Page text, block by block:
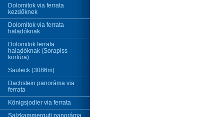
Dolomitok via ferrata
kezdőknek
Dolomitok via ferrata
haladóknak
Dolomitok ferrata
haladóknak (Sorapiss
körtúra)
Sauleck (3086m)
Dachstein panoráma via
ferrata
Königsjodler via ferrata
Salzkammerguti panoráma